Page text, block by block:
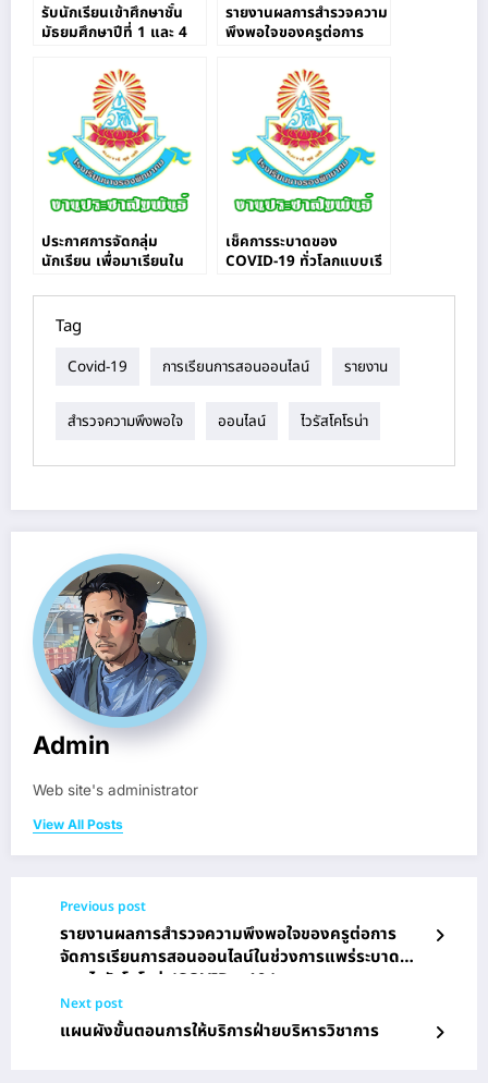
รับนักเรียนเข้าศึกษาชั้น
มัธยมศึกษาปีที่ 1 และ 4
รายงานผลการสำรวจความ
พึงพอใจของครูต่อการ
ออนไลน์ในช่วงการแพร่
ระบาดของไวรัสโคโร
น่า(COVID – 19 )
ประกาศการจัดกลุ่ม
นักเรียน เพื่อมาเรียนใน
19
เช็คการระบาดของ
COVID-19 ทั่วโลกแบบเรี
Tag
Covid-19 การเรียนการสอนออนไลน์ รายงาน
สำรวจความพึงพอใจ ออนไลน์ ไวรัสโคโรน่า
Admin
Web site's administrator
View All Posts
Previous post
รายงานผลการสำรวจความพึงพอใจของครูต่อการ
จัดการเรียนการสอนออนไลน์ในช่วงการแพร่ระบาด
ของไวรัสโคโรน่า(COVID – 19 )
Next post
แผนผังขั้นตอนการให้บริการฝ่ายบริหารวิชาการ